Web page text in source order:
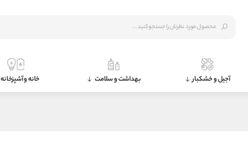
آجیل و خشکبار بهداشت و سلامت خانه و آشپزخانه